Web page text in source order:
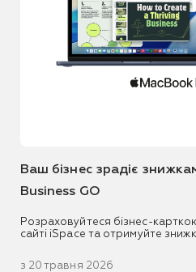
Ваш бізнес зрадіє
Business GO
Розраховуйтеся бізнес-
сайті iSpace та отримуйте
з 20 травня 2026